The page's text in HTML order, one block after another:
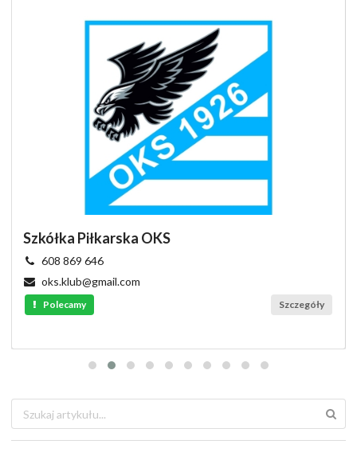
Szkółka Piłkarska OKS
608 869 646
oks.klub@gmail.com
Polecamy Szczegóły